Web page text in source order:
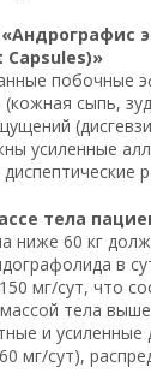
побочные
(кожная сыпь,
усиленные
тела
ниже 60 кг
в
мг/сут, что
тела
и усиленные
мг/сут),